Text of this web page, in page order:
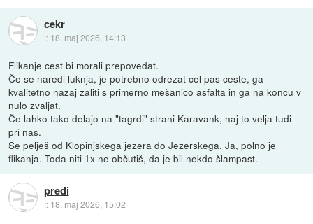
cekr
:: 18. maj 2026, 14:13
Flikanje cest bi morali prepovedat.
Če se naredi luknja, je potrebno odrezat cel pas ceste, ga
kvalitetno nazaj zaliti s primerno mešanico asfalta in ga na koncu v
nulo zvaljat.
Če lahko tako delajo na "tagrdi" strani Karavank, naj to velja tudi
pri nas.
Se pelješ od Klopinjskega jezera do Jezerskega. Ja, polno je
flikanja. Toda niti 1x ne občutiš, da je bil nekdo šlampast.
predi
:: 18. maj 2026, 15:02